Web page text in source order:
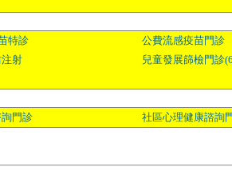
特診
公費流感疫苗門診
射
兒童發展篩檢門診
門診 社區心理健康諮詢